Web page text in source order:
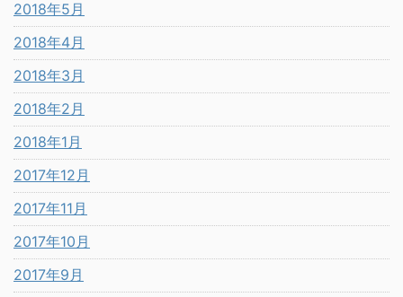
2018年5月
2018年4月
2018年3月
2018年2月
2018年1月
2017年12月
2017年11月
2017年10月
2017年9月